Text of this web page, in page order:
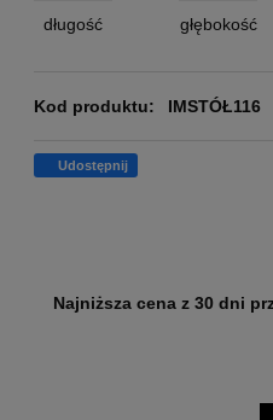
długość głębokość
Kod produktu: IMSTÓŁ116
Udostępnij
Najniższa cena z 30 dni